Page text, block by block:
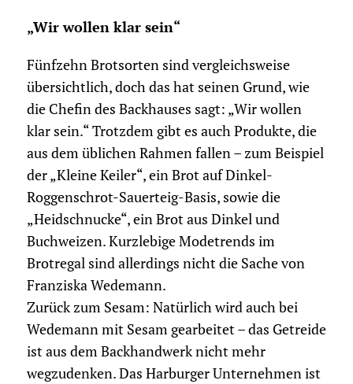
„Wir wollen klar sein“
Fünfzehn Brotsorten sind vergleichsweise
übersichtlich, doch das hat seinen Grund, wie
die Chefin des Backhauses sagt: „Wir wollen
klar sein.“ Trotzdem gibt es auch Produkte, die
aus dem üblichen Rahmen fallen – zum Beispiel
der „Kleine Keiler“, ein Brot auf Dinkel-
Roggenschrot-Sauer­teig-Basis, sowie die
„Heidschnucke“, ein Brot aus Dinkel und
Buchweizen. Kurzlebige Modetrends im
Brotregal sind allerdings nicht die Sache von
Franziska Wedemann.
Zurück zum Sesam: Natürlich wird auch bei
Wedemann mit Sesam gearbeitet – das Getreide
ist aus dem Backhandwerk nicht mehr
wegzudenken. Das Harburger Unternehmen ist